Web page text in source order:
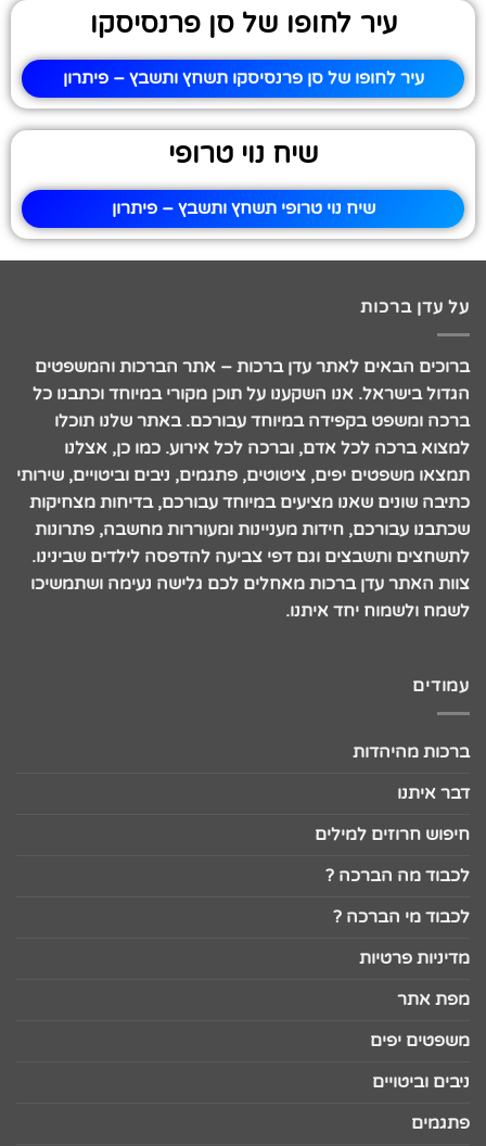
עיר לחופו של סן פרנסיסקו
עיר לחופו של סן פרנסיסקו תשחץ ותשבץ – פיתרון
שיח נוי טרופי
שיח נוי טרופי תשחץ ותשבץ – פיתרון
על עדן ברכות
ברוכים הבאים לאתר עדן ברכות – אתר הברכות והמשפטים
הגדול בישראל. אנו השקענו על תוכן מקורי במיוחד וכתבנו כל
ברכה ומשפט בקפידה במיוחד עבורכם. באתר שלנו תוכלו
למצוא ברכה לכל אדם, וברכה לכל אירוע. כמו כן, אצלנו
תמצאו משפטים יפים, ציטוטים, פתגמים, ניבים וביטויים, שירותי
כתיבה שונים שאנו מציעים במיוחד עבורכם, בדיחות מצחיקות
שכתבנו עבורכם, חידות מעניינות ומעוררות מחשבה, פתרונות
לתשחצים ותשבצים וגם דפי צביעה להדפסה לילדים שבינינו.
צוות האתר עדן ברכות מאחלים לכם גלישה נעימה ושתמשיכו
לשמח ולשמוח יחד איתנו.
עמודים
ברכות מהיהדות
דבר איתנו
חיפוש חרוזים למילים
לכבוד מה הברכה ?
לכבוד מי הברכה ?
מדיניות פרטיות
מפת אתר
משפטים יפים
ניבים וביטויים
פתגמים